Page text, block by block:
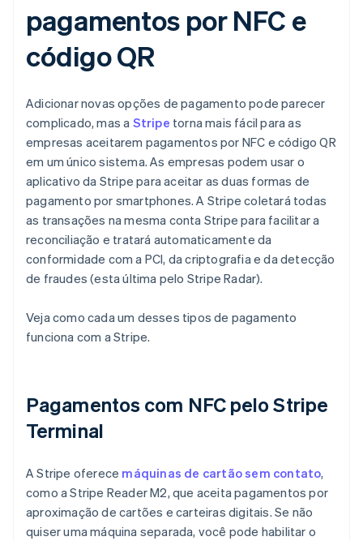
pagamentos por NFC e
código QR
Adicionar novas opções de pagamento pode parecer
complicado, mas a Stripe torna mais fácil para as
empresas aceitarem pagamentos por NFC e código QR
em um único sistema. As empresas podem usar o
aplicativo da Stripe para aceitar as duas formas de
pagamento por smartphones. A Stripe coletará todas
as transações na mesma conta Stripe para facilitar a
reconciliação e tratará automaticamente da
conformidade com a PCI, da criptografia e da detecção
de fraudes (esta última pelo Stripe Radar).
Veja como cada um desses tipos de pagamento
funciona com a Stripe.
Pagamentos com NFC pelo Stripe
Terminal
A Stripe oferece máquinas de cartão sem contato,
como a Stripe Reader M2, que aceita pagamentos por
aproximação de cartões e carteiras digitais. Se não
quiser uma máquina separada, você pode habilitar o